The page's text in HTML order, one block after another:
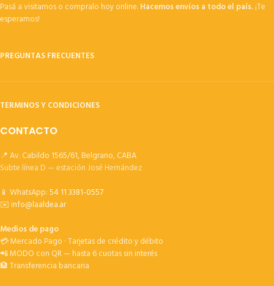
Pasá a visitarnos o compralo hoy online.Hacemos envíos a todo el país.¡Te
esperamos!
PREGUNTAS FRECUENTES
TERMINOS Y CONDICIONES
CONTACTO
📍 Av. Cabildo 1565/61, Belgrano, CABA
Subte línea D — estación José Hernández
📱 WhatsApp:54 11 3381-0557
✉️info@laaldea.ar
Medios de pago
💳 Mercado Pago · Tarjetas de crédito y débito
📲 MODO con QR — hasta 6 cuotas sin interés
🏦 Transferencia bancaria